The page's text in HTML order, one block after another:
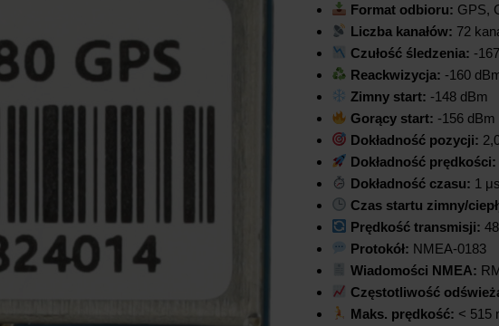
Format odbioru: GPS,
Liczba kanałów: 72
Czułość śledzenia: -
Reackwizycja: -160
Zimny start: -148 dBm
Gorący start: -156 dBm
Dokładność pozycji:
Dokładność prędkości:
Dokładność czasu: 1
Czas startu zimny/
Prędkość transmisji:
Protokół: NMEA-0183
Wiadomości NMEA:
Częstotliwość
Maks. prędkość: < 515